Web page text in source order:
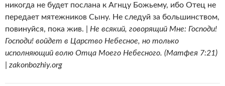
никогда не будет послана к Агнцу Божьему, ибо Отец не
передает мятежников Сыну. Не следуй за большинством,
повинуйся, пока жив. | Не всякий, говорящий Мне: Господи!
Господи! войдет в Царство Небесное, но только
исполняющий волю Отца Моего Небесного. (Матфея 7:21)
| zakonbozhiy.org